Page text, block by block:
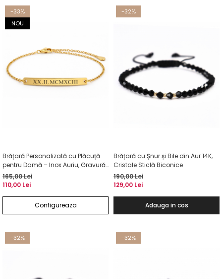
-33%
NOU
Brățară Personalizată cu Plăcuță
pentru Damă – Inox Auriu, Gravură
Laser Față-Verso
165,00 Lei
110,00 Lei
Configureaza
-32%
Brățară cu Șnur și Bile din Aur 14K,
Cristale Sticlă Biconice
190,00 Lei
129,00 Lei
Adauga in cos
-32% -32%